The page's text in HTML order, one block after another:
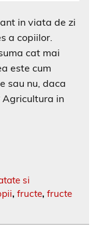
in viata de zi
a copiilor.
cat mai
este cum
sau nu, daca
Agricultura in
si
, fructe, fructe